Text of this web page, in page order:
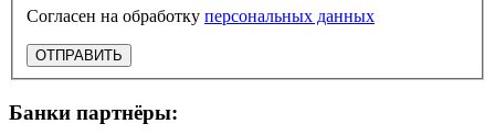
Согласен на обработку персональных данных
ОТПРАВИТЬ
Банки партнёры: